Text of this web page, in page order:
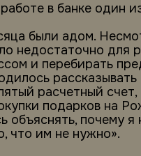
в банке один
были адом.
недостаточно для
и перебирать
расчетный
подарков на
объяснять, почему я
что им не нужно».